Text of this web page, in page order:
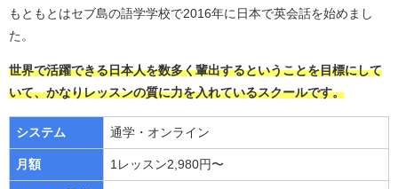
もともとはセブ島の語学学校で2016年に日本で英会話を始めまし
た。
世界で活躍できる日本人を数多く輩出するということを目標にして
いて、かなりレッスンの質に力を入れているスクールです。
システム 通学・オンライン
月額 1レッスン2,980円〜